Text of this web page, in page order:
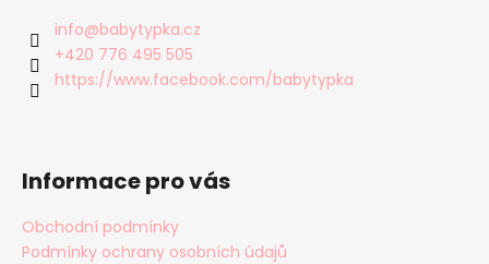
info@babytypka.cz
+420 776 495 505
https://www.facebook.com/babytypka
Informace pro vás
Obchodní podmínky
Podmínky ochrany osobních údajů